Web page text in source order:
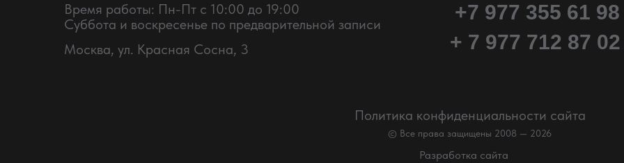
+ 7 977 712 87 02
Время работы: Пн-Пт с 10:00 до 19:00
Суббота и воскресенье по предварительной записи
Москва, ул. Красная Сосна, 3
© Все права защищены 2008 — 2026
Политика конфиденциальности сайта
Разработка сайта
+7 977 355 61 98